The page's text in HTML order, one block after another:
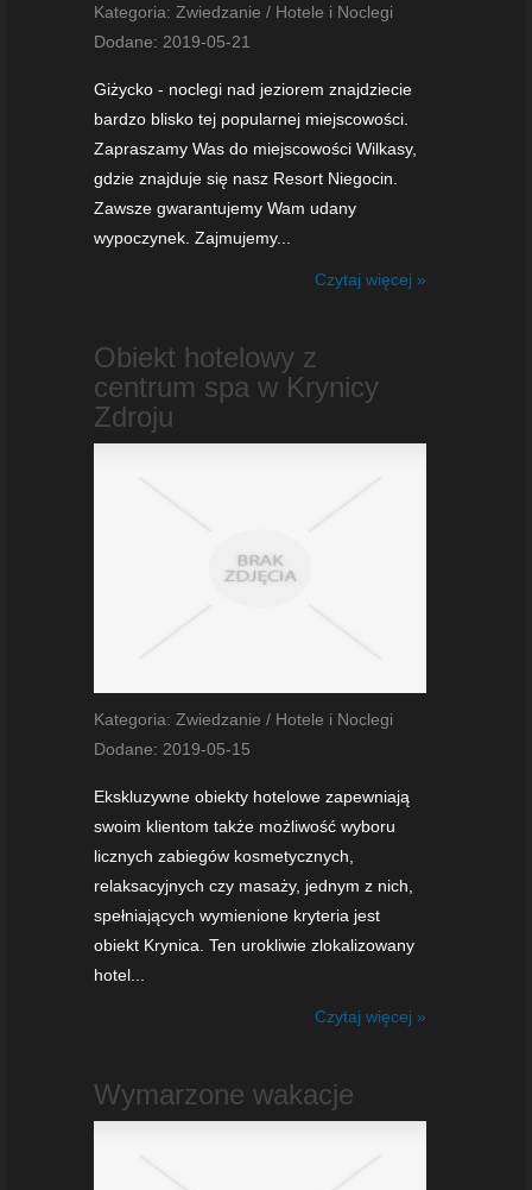
Kategoria: Zwiedzanie / Hotele i Noclegi
Dodane: 2019-05-21
Giżycko - noclegi nad jeziorem znajdziecie
bardzo blisko tej popularnej miejscowości.
Zapraszamy Was do miejscowości Wilkasy,
gdzie znajduje się nasz Resort Niegocin.
Zawsze gwarantujemy Wam udany
wypoczynek. Zajmujemy...
Czytaj więcej »
Obiekt hotelowy z
centrum spa w Krynicy
Zdroju
Kategoria: Zwiedzanie / Hotele i Noclegi
Dodane: 2019-05-15
Ekskluzywne obiekty hotelowe zapewniają
swoim klientom także możliwość wyboru
licznych zabiegów kosmetycznych,
relaksacyjnych czy masaży, jednym z nich,
spełniających wymienione kryteria jest
obiekt Krynica. Ten urokliwie zlokalizowany
hotel...
Czytaj więcej »
Wymarzone wakacje